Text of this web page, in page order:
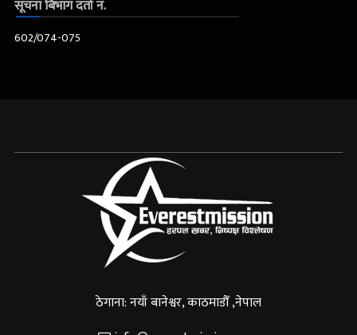
सूचना बिभाग दर्ता नं.
602/074-075
ठेगाना: नयाँ बानेश्वर, काठमाडौँ ,नेपाल